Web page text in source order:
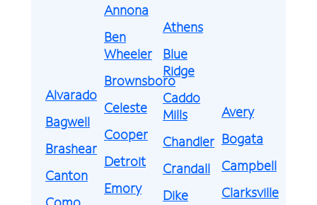
Alvarado
Bagwell
Brashear
Canton
Annona
Ben
Wheeler
Brownsboro
Celeste
Cooper
Detroit
Emory
Athens
Blue
Ridge
Caddo
Mills
Chandler
Crandall
Dike
Avery
Bogata
Campbell
Clarksville